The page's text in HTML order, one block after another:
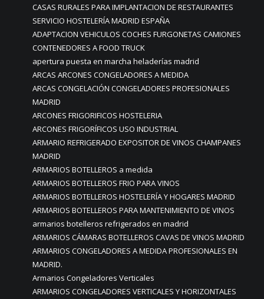
CASAS RURALES PARA IMPLANTACION DE RESTAURANTES
SERVICIO HOSTELERÍA MADRID ESPAÑA
ADAPTACION VEHICULOS COCHES FURGONETAS CAMIONES
CONTENEDORES A FOOD TRUCK
apertura puesta en marcha heladerías madrid
ARCAS ARCONES CONGELADORES A MEDIDA
ARCAS CONGELACIÓN CONGELADORES PROFESIONALES
MADRID
ARCONES FRIGORIFICOS HOSTELERIA
ARCONES FRIGORÍFICOS USO INDUSTRIAL
ARMARIO REFRIGERADO EXPOSITOR DE VINOS CHAMPANES
MADRID
ARMARIOS BOTELLEROS a medida
ARMARIOS BOTELLEROS FRIO PARA VINOS
ARMARIOS BOTELLEROS HOSTELERÍA Y HOGARES MADRID
ARMARIOS BOTELLEROS PARA MANTENIMIENTO DE VINOS
armarios botelleros refrigerados en madrid
ARMARIOS CÁMARAS BOTELLEROS CAVAS DE VINOS MADRID
ARMARIOS CONGELADORES A MEDIDA PROFESIONALES EN
MADRID.
Armarios Congeladores Verticales
ARMARIOS CONGELADORES VERTICALES Y HORIZONTALES